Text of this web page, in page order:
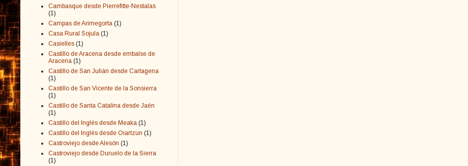
Cambasque desde Pierrefitte-Nestalas
(1)
Campas de Arimegorta (1)
Casa Rural Sojula (1)
Casielles (1)
Castillo de Aracena desde embalse de
Aracena (1)
Castillo de San Julián desde Cartagena
(1)
Castillo de San Vicente de la Sonsierra
(1)
Castillo de Santa Catalina desde Jaén
(1)
Castillo del Inglés desde Meaka (1)
Castillo del Inglés desde Oiartzun (1)
Castroviejo desde Alesón (1)
Castroviejo desde Duruelo de la Sierra
(1)